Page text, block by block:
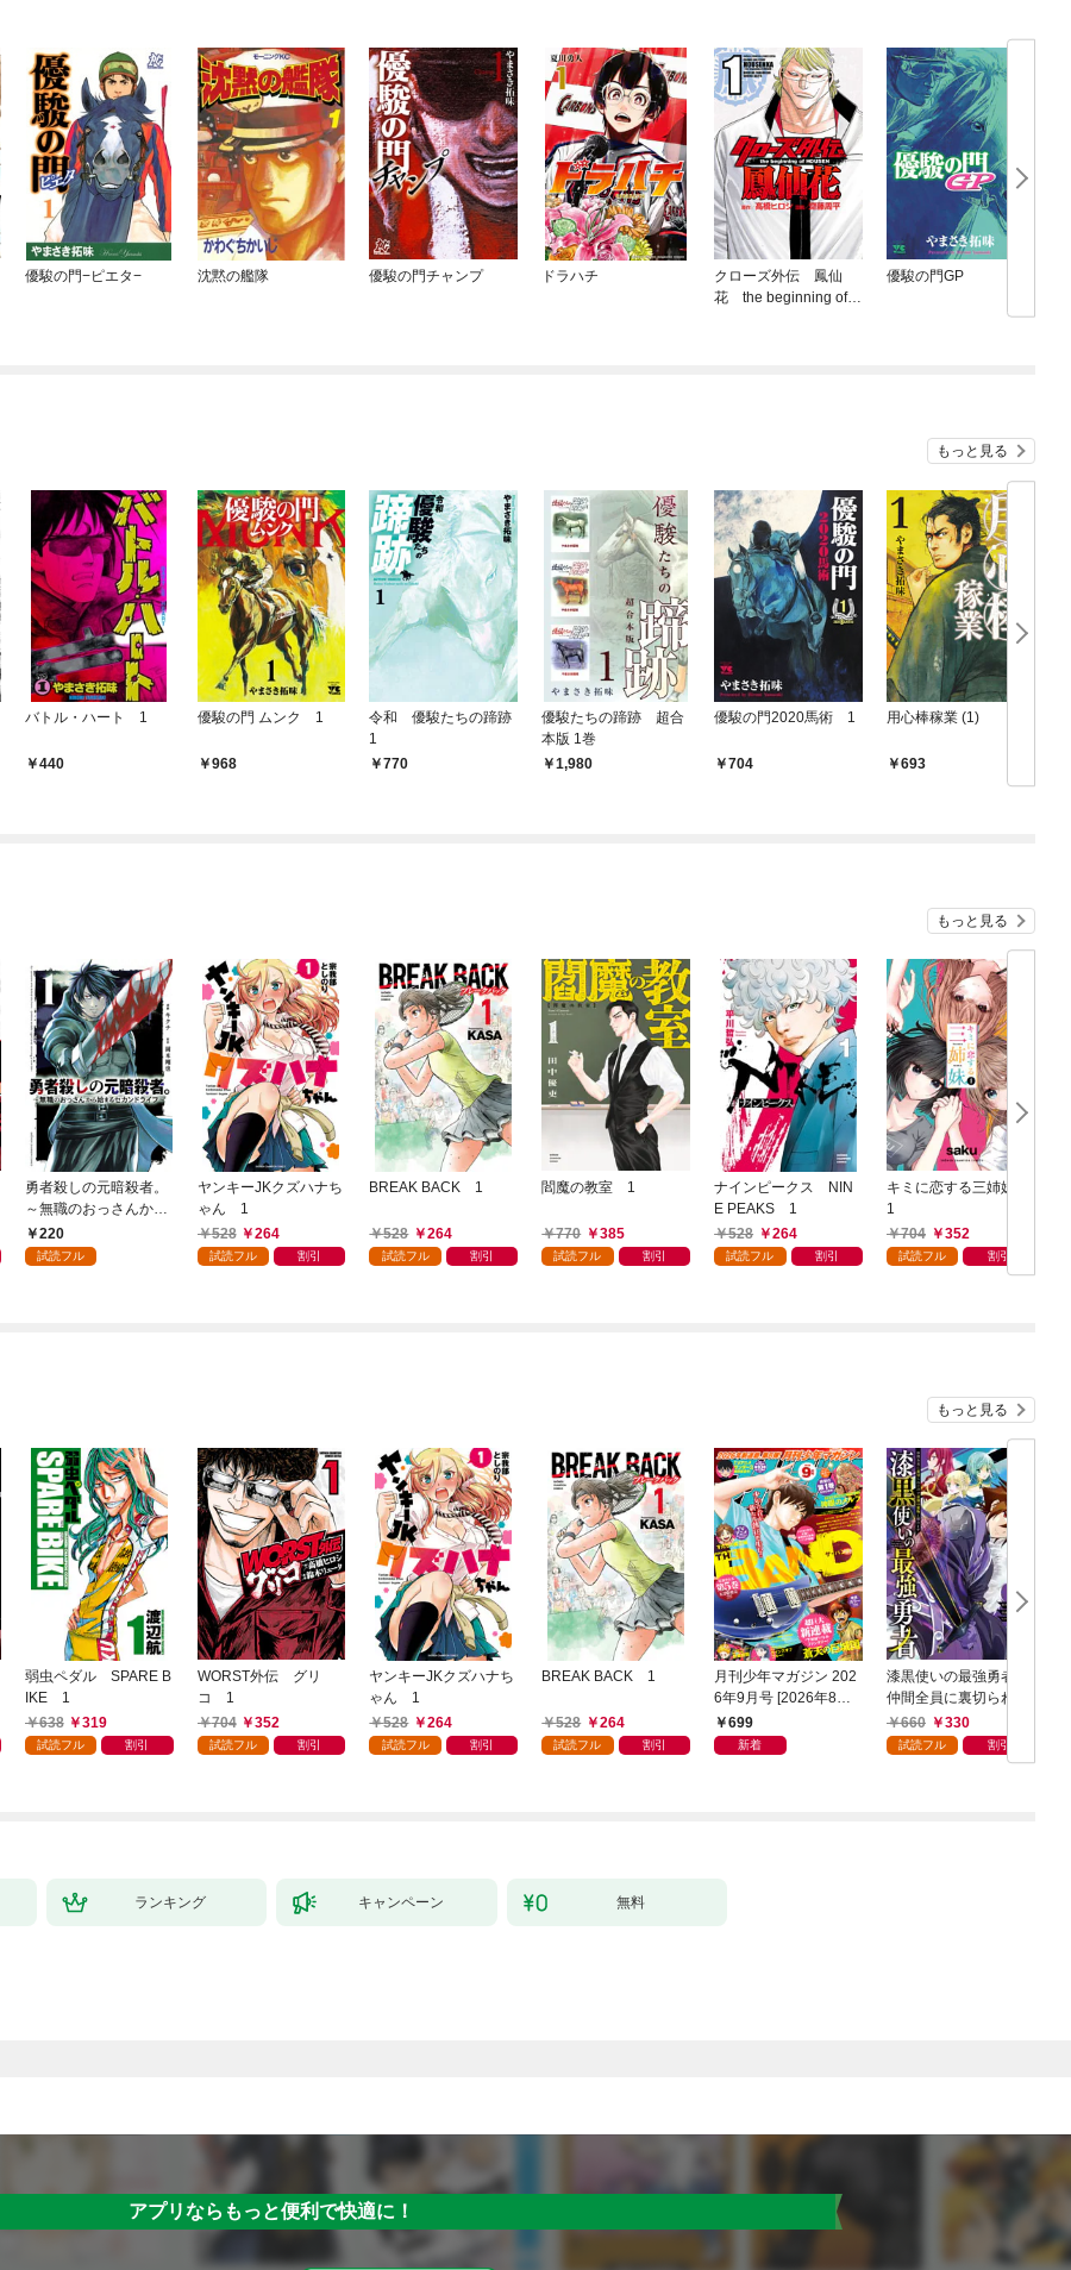
優駿の門−ピエタ− 沈黙の艦隊 優駿の門チャンプ ドラハチ
クローズ外伝 鳳仙
花 the beginning of H
優駿の門GP
もっと見る
バトル・ハート 1
440
優駿の門 ムンク 1
968
令和 優駿たちの蹄跡
1
770
優駿たちの蹄跡 超合
本版 1巻
1,980
優駿の門2020馬術 1
704
用心棒稼業 (1)
693
もっと見る
勇者殺しの元暗殺者。
～無職のおっさんから
始まるセカンドライフ
～(話売り) #1
220
試読フル
ヤンキーJKクズハナち
ゃん 1
528
264
試読フル 割引
BREAK BACK 1
528 264
試読フル 割引
閻魔の教室 1
770 385
試読フル 割引
ナインピークス NIN
E PEAKS 1
528
264
試読フル 割引
キミに恋する三姉妹
1
704
352
試読フル 割引
もっと見る
弱虫ペダル SPARE B
IKE 1
638
319
試読フル 割引
WORST外伝 グリ
コ 1
704
352
試読フル 割引
ヤンキーJKクズハナち
ゃん 1
528
264
試読フル 割引
BREAK BACK 1
528 264
試読フル 割引
月刊少年マガジン 202
6年9月号 [2026年8月6
日発売]
699
新着
漆黒使いの最強勇者
仲間全員に裏切られた
ので最強の魔物と組み
ます 1巻
660 330
試読フル 割引
ランキング キャンペーン 無料
アプリならもっと便利で快適に！